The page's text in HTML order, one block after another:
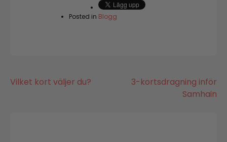
Posted in Blogg
Inläggsnavigering
Vilket kort väljer du?
3-kortsdragning inför
Samhain